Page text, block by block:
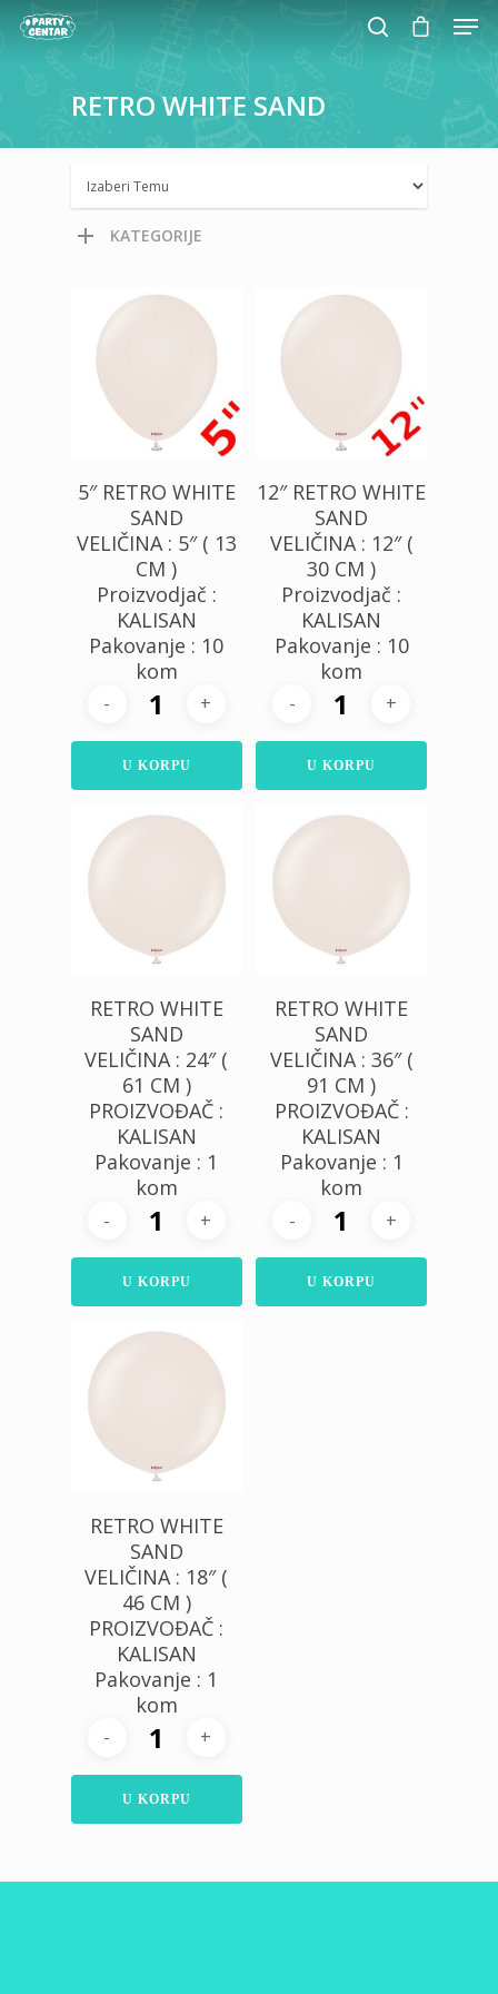
Hit enter to search or ESC to close
RETROWHITE SAND
KATEGORIJE
5″ RETRO WHITE
SAND
VELIČINA : 5″ ( 13
CM )
Proizvodjač :
KALISAN
Pakovanje : 10
kom
U KORPU
12″ RETRO WHITE
SAND
VELIČINA : 12″ (
30 CM )
Proizvodjač :
KALISAN
Pakovanje : 10
kom
U KORPU
250,00 RSD
RETRO WHITE
SAND
VELIČINA : 24″ (
61 CM )
PROIZVOĐAČ :
KALISAN
Pakovanje : 1
kom
U KORPU
450,00 RSD
RETRO WHITE
SAND
VELIČINA : 36″ (
91 CM )
PROIZVOĐAČ :
KALISAN
Pakovanje : 1
kom
U KORPU
150,00 RSD
RETRO WHITE
SAND
VELIČINA : 18″ (
46 CM )
PROIZVOĐAČ :
KALISAN
Pakovanje : 1
kom
U KORPU